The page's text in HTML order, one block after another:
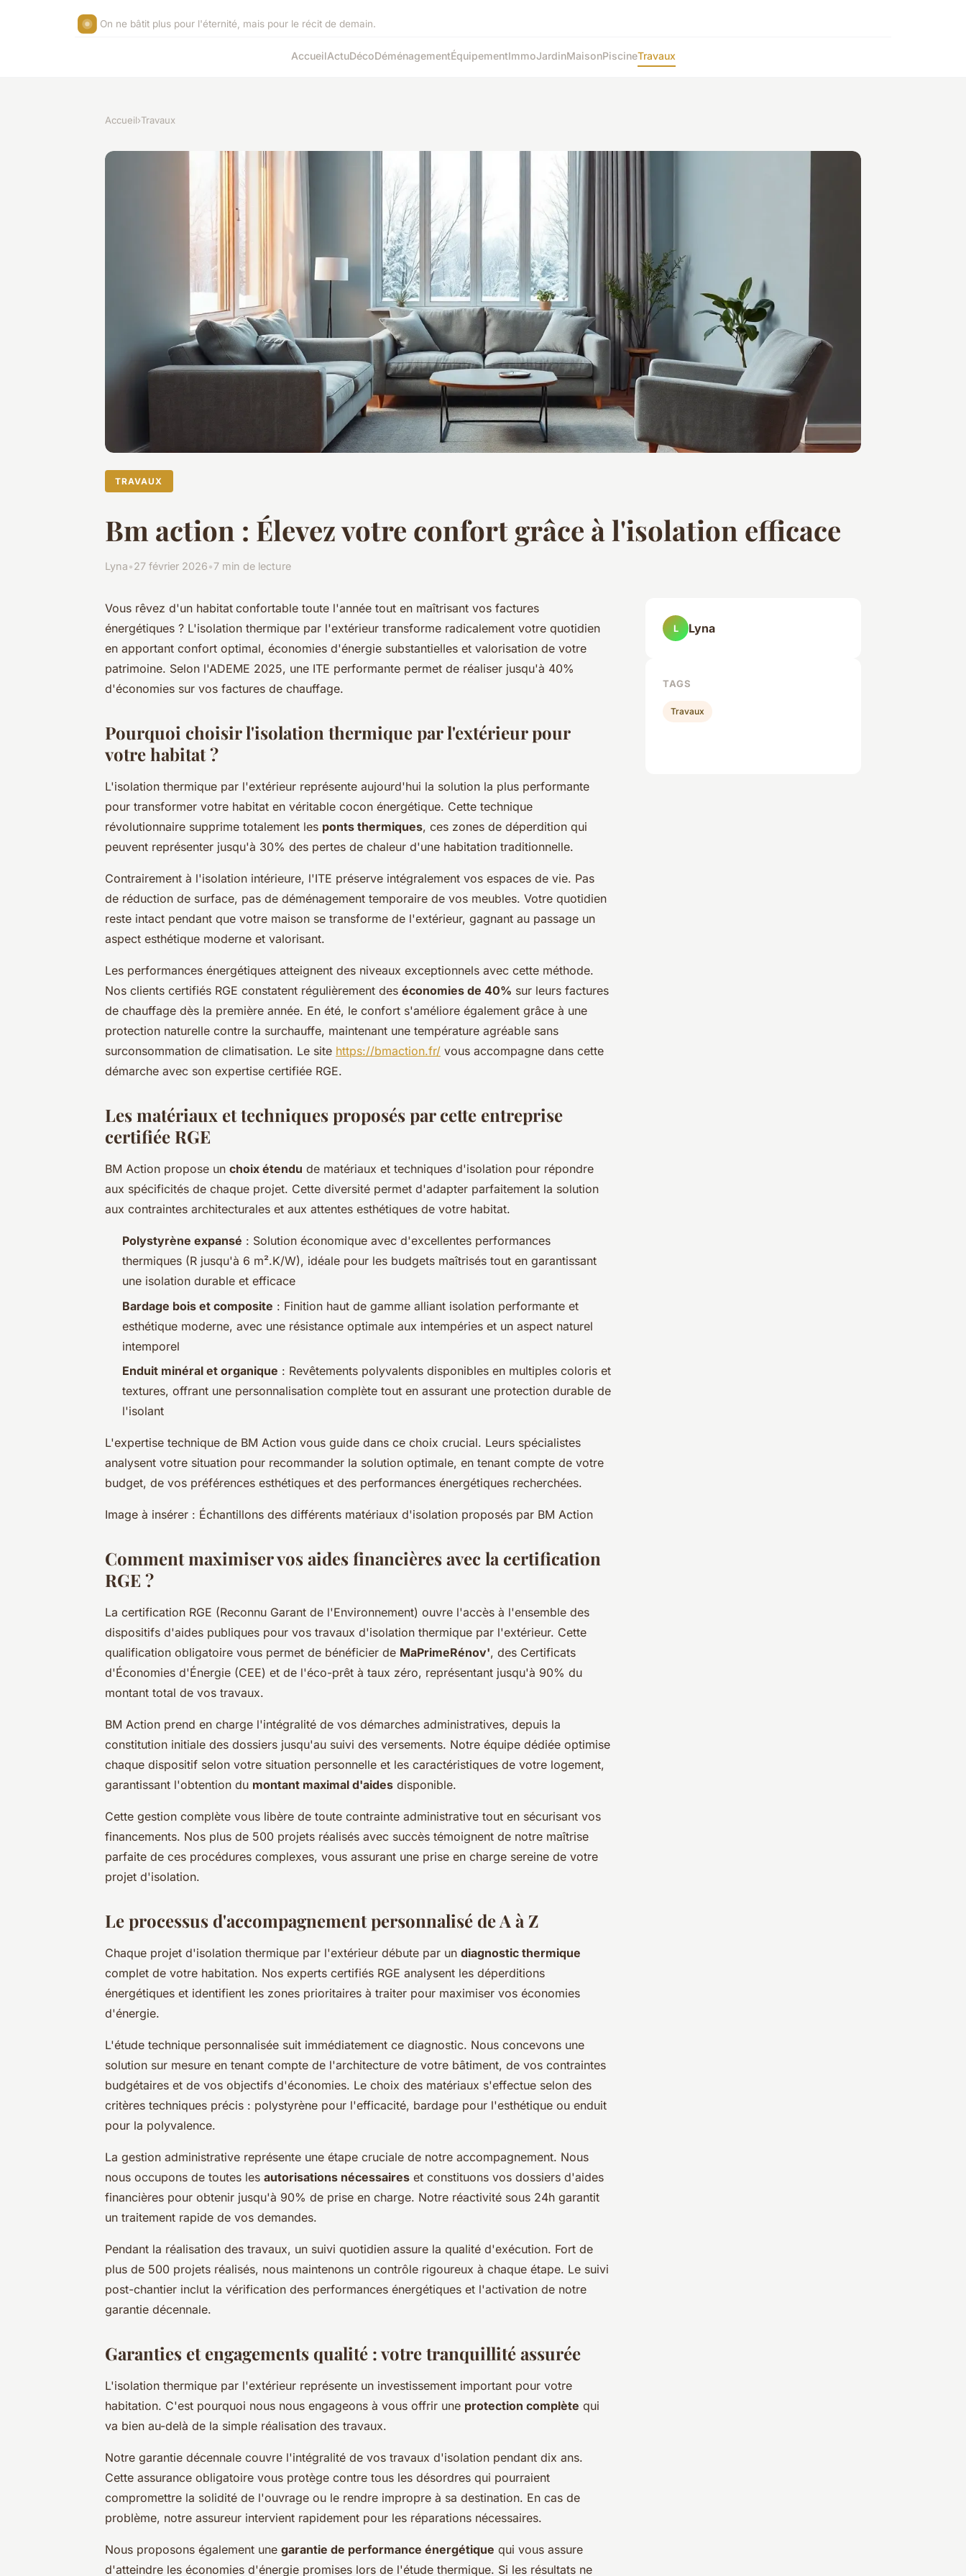
On ne bâtit plus pour l'éternité, mais pour le récit de demain.
AccueilActuDécoDéménagementÉquipementImmoJardinMaisonPiscineTravaux
Accueil›Travaux
TRAVAUX
Bm action : Élevez votre confort grâce à l'isolation efficace
Lyna•27 février 2026•7 min de lecture
Vous rêvez d'un habitat confortable toute l'année tout en maîtrisant vos factures
énergétiques ? L'isolation thermique par l'extérieur transforme radicalement votre quotidien
en apportant confort optimal, économies d'énergie substantielles et valorisation de votre
patrimoine. Selon l'ADEME 2025, une ITE performante permet de réaliser jusqu'à 40%
d'économies sur vos factures de chauffage.
Pourquoi choisir l'isolation thermique par l'extérieur pour
votre habitat ?
L'isolation thermique par l'extérieur représente aujourd'hui la solution la plus performante
pour transformer votre habitat en véritable cocon énergétique. Cette technique
révolutionnaire supprime totalement les ponts thermiques, ces zones de déperdition qui
peuvent représenter jusqu'à 30% des pertes de chaleur d'une habitation traditionnelle.
Contrairement à l'isolation intérieure, l'ITE préserve intégralement vos espaces de vie. Pas
de réduction de surface, pas de déménagement temporaire de vos meubles. Votre quotidien
reste intact pendant que votre maison se transforme de l'extérieur, gagnant au passage un
aspect esthétique moderne et valorisant.
Les performances énergétiques atteignent des niveaux exceptionnels avec cette méthode.
Nos clients certifiés RGE constatent régulièrement des économies de 40% sur leurs factures
de chauffage dès la première année. En été, le confort s'améliore également grâce à une
protection naturelle contre la surchauffe, maintenant une température agréable sans
surconsommation de climatisation. Le site https://bmaction.fr/ vous accompagne dans cette
démarche avec son expertise certifiée RGE.
Les matériaux et techniques proposés par cette entreprise
certifiée RGE
BM Action propose un choix étendu de matériaux et techniques d'isolation pour répondre
aux spécificités de chaque projet. Cette diversité permet d'adapter parfaitement la solution
aux contraintes architecturales et aux attentes esthétiques de votre habitat.
Polystyrène expansé : Solution économique avec d'excellentes performances
thermiques (R jusqu'à 6 m².K/W), idéale pour les budgets maîtrisés tout en garantissant
une isolation durable et efficace
Bardage bois et composite : Finition haut de gamme alliant isolation performante et
esthétique moderne, avec une résistance optimale aux intempéries et un aspect naturel
intemporel
Enduit minéral et organique : Revêtements polyvalents disponibles en multiples coloris et
textures, offrant une personnalisation complète tout en assurant une protection durable de
l'isolant
L'expertise technique de BM Action vous guide dans ce choix crucial. Leurs spécialistes
analysent votre situation pour recommander la solution optimale, en tenant compte de votre
budget, de vos préférences esthétiques et des performances énergétiques recherchées.
Image à insérer : Échantillons des différents matériaux d'isolation proposés par BM Action
Comment maximiser vos aides financières avec la certification
RGE ?
La certification RGE (Reconnu Garant de l'Environnement) ouvre l'accès à l'ensemble des
dispositifs d'aides publiques pour vos travaux d'isolation thermique par l'extérieur. Cette
qualification obligatoire vous permet de bénéficier de MaPrimeRénov', des Certificats
d'Économies d'Énergie (CEE) et de l'éco-prêt à taux zéro, représentant jusqu'à 90% du
montant total de vos travaux.
BM Action prend en charge l'intégralité de vos démarches administratives, depuis la
constitution initiale des dossiers jusqu'au suivi des versements. Notre équipe dédiée optimise
chaque dispositif selon votre situation personnelle et les caractéristiques de votre logement,
garantissant l'obtention du montant maximal d'aides disponible.
Cette gestion complète vous libère de toute contrainte administrative tout en sécurisant vos
financements. Nos plus de 500 projets réalisés avec succès témoignent de notre maîtrise
parfaite de ces procédures complexes, vous assurant une prise en charge sereine de votre
projet d'isolation.
Le processus d'accompagnement personnalisé de A à Z
Chaque projet d'isolation thermique par l'extérieur débute par un diagnostic thermique
complet de votre habitation. Nos experts certifiés RGE analysent les déperditions
énergétiques et identifient les zones prioritaires à traiter pour maximiser vos économies
d'énergie.
L'étude technique personnalisée suit immédiatement ce diagnostic. Nous concevons une
solution sur mesure en tenant compte de l'architecture de votre bâtiment, de vos contraintes
budgétaires et de vos objectifs d'économies. Le choix des matériaux s'effectue selon des
critères techniques précis : polystyrène pour l'efficacité, bardage pour l'esthétique ou enduit
pour la polyvalence.
La gestion administrative représente une étape cruciale de notre accompagnement. Nous
nous occupons de toutes les autorisations nécessaires et constituons vos dossiers d'aides
financières pour obtenir jusqu'à 90% de prise en charge. Notre réactivité sous 24h garantit
un traitement rapide de vos demandes.
Pendant la réalisation des travaux, un suivi quotidien assure la qualité d'exécution. Fort de
plus de 500 projets réalisés, nous maintenons un contrôle rigoureux à chaque étape. Le suivi
post-chantier inclut la vérification des performances énergétiques et l'activation de notre
garantie décennale.
Garanties et engagements qualité : votre tranquillité assurée
L'isolation thermique par l'extérieur représente un investissement important pour votre
habitation. C'est pourquoi nous nous engageons à vous offrir une protection complète qui
va bien au-delà de la simple réalisation des travaux.
Notre garantie décennale couvre l'intégralité de vos travaux d'isolation pendant dix ans.
Cette assurance obligatoire vous protège contre tous les désordres qui pourraient
compromettre la solidité de l'ouvrage ou le rendre impropre à sa destination. En cas de
problème, notre assureur intervient rapidement pour les réparations nécessaires.
Nous proposons également une garantie de performance énergétique qui vous assure
d'atteindre les économies d'énergie promises lors de l'étude thermique. Si les résultats ne
L Lyna
TAGS
Travaux